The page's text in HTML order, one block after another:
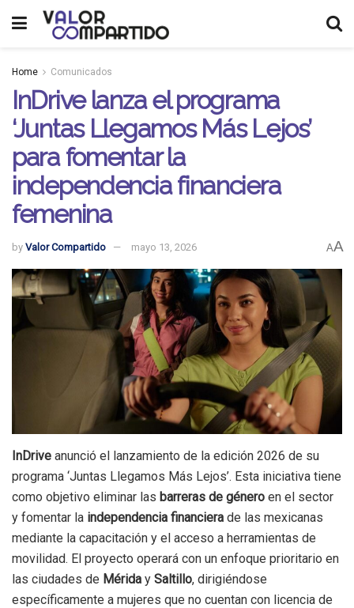
Home Comunicados
InDrive lanza el programa
‘Juntas Llegamos Más Lejos’
para fomentar la
independencia financiera
femenina
by Valor Compartido mayo 13, 2026 AA
InDrive anunció el lanzamiento de la edición 2026 de su
programa ‘Juntas Llegamos Más Lejos’. Esta iniciativa tiene
como objetivo eliminar las barreras de género en el sector
y fomentar la independencia financiera de las mexicanas
mediante la capacitación y el acceso a herramientas de
movilidad. El proyecto operará con un enfoque prioritario en
las ciudades de Mérida y Saltillo, dirigiéndose
específicamente a mujeres que no cuentan con licencia de